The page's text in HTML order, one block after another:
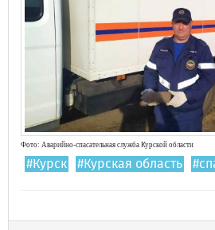
Фото: Аварийно-спасательная служба Курской области
#Курск #Курская область